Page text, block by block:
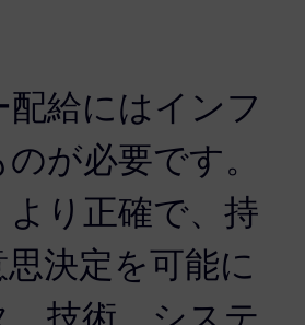
給にはインフ
が必要です。
より正確で、持
決定を可能に